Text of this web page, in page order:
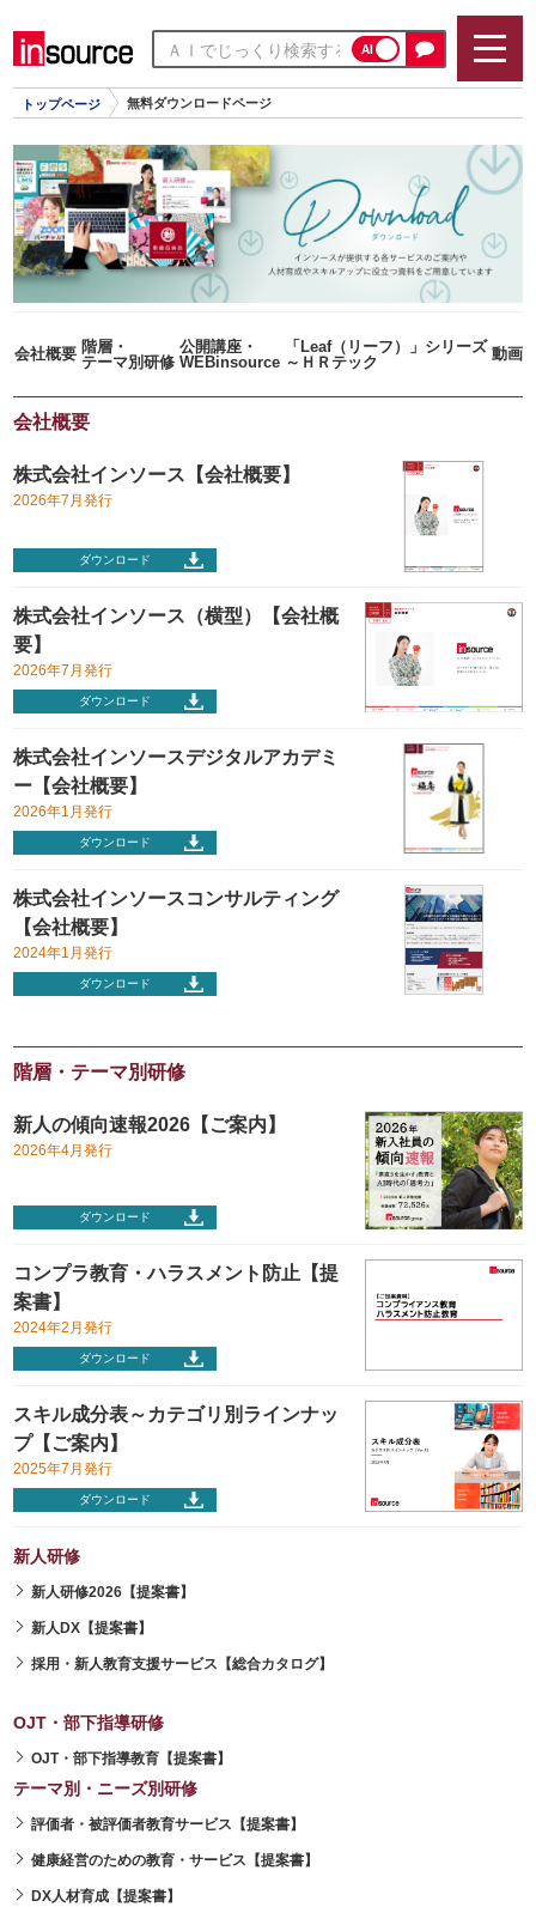
AI
トップページ 無料ダウンロードページ
会社概要 階層・
テーマ別研修
公開講座・
WEBinsource
「Leaf（リーフ）」シリーズ
～ＨＲテック
動画
会社概要
株式会社インソース【会社概要】
2026年7月発行
ダウンロード
株式会社インソース（横型）【会社概
要】
2026年7月発行
ダウンロード
株式会社インソースデジタルアカデミ
ー【会社概要】
2026年1月発行
ダウンロード
株式会社インソースコンサルティング
【会社概要】
2024年1月発行
ダウンロード
階層・テーマ別研修
新人の傾向速報2026【ご案内】
2026年4月発行
ダウンロード
コンプラ教育・ハラスメント防止【提
案書】
2024年2月発行
ダウンロード
スキル成分表～カテゴリ別ラインナッ
プ【ご案内】
2025年7月発行
ダウンロード
新人研修
新人研修2026【提案書】
新人DX【提案書】
採用・新人教育支援サービス【総合カタログ】
OJT・部下指導研修
OJT・部下指導教育【提案書】
テーマ別・ニーズ別研修
評価者・被評価者教育サービス【提案書】
健康経営のための教育・サービス【提案書】
DX人材育成【提案書】